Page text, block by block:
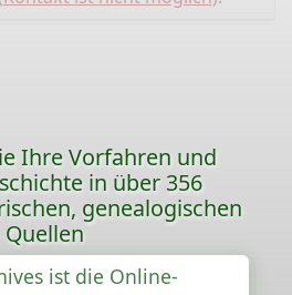
Ihre Vorfahren und
in über 356
genealogischen
Quellen
ist die Online-